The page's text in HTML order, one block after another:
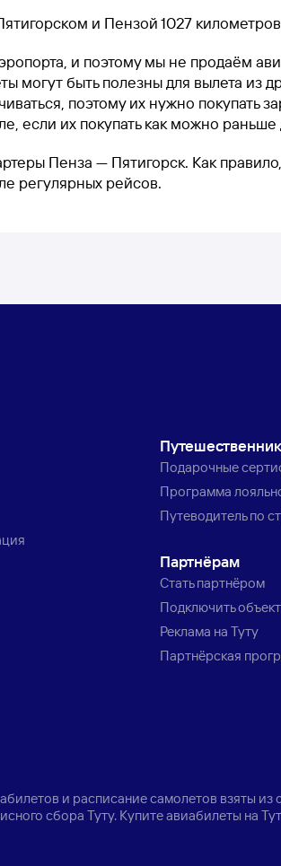
и Пензой 1027
и поэтому мы не продаём
могут быть полезны для вылета из
поэтому их нужно покупать
если их покупать как можно раньше
Пенза — Пятигорск. Как
регулярных рейсов.
Подарочные
Программа
Путеводитель по
Партнёрам
Стать партнёром
Подключить
Реклама на Туту
Партнёрская
и расписание самолетов взяты
сбора Туту. Купите авиабилеты на